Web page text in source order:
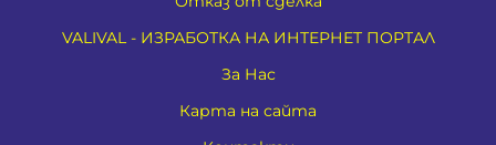
VALIVAL - ИЗРАБОТКА НА ИНТЕРНЕТ ПОРТАЛ
За Нас
Карта на сайта